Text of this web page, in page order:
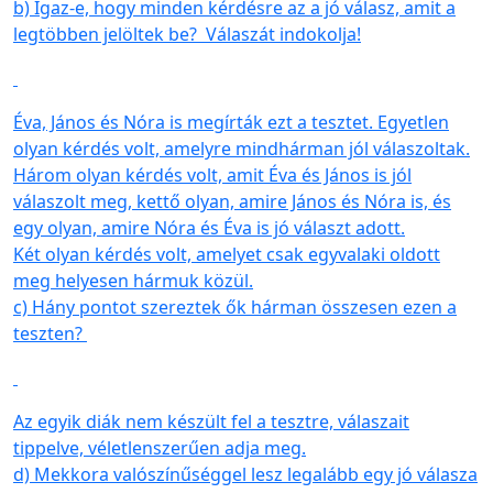
b) Igaz-e, hogy minden kérdésre az a jó válasz, amit a
legtöbben jelöltek be? Válaszát indokolja!
Éva, János és Nóra is megírták ezt a tesztet. Egyetlen
olyan kérdés volt, amelyre mindhárman jól válaszoltak.
Három olyan kérdés volt, amit Éva és János is jól
válaszolt meg, kettő olyan, amire János és Nóra is, és
egy olyan, amire Nóra és Éva is jó választ adott.
Két olyan kérdés volt, amelyet csak egyvalaki oldott
meg helyesen hármuk közül.
c) Hány pontot szereztek ők hárman összesen ezen a
teszten?
Az egyik diák nem készült fel a tesztre, válaszait
tippelve, véletlenszerűen adja meg.
d) Mekkora valószínűséggel lesz legalább egy jó válasza